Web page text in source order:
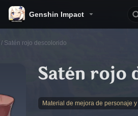
Genshin Impact
/ Satén rojo descolorido
Satén rojo
Material de mejora de personaje